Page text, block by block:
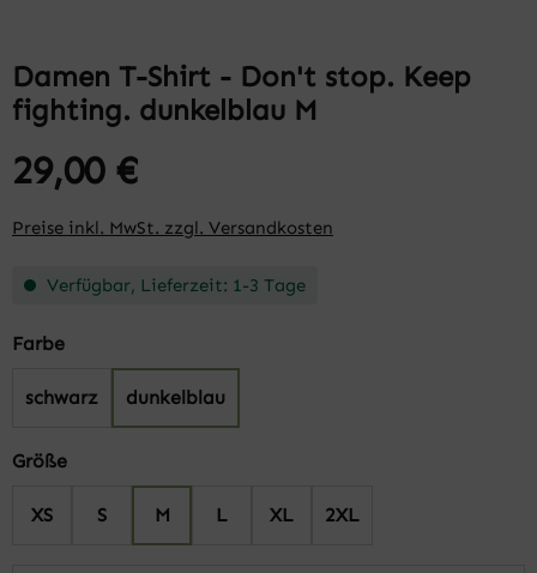
Damen T-Shirt - Don't stop. Keep
fighting. dunkelblau M
29,00 €
Preise inkl. MwSt. zzgl. Versandkosten
Verfügbar, Lieferzeit: 1-3 Tage
Farbeauswählen
schwarz dunkelblau
Größeauswählen
XS S M L XL 2XL